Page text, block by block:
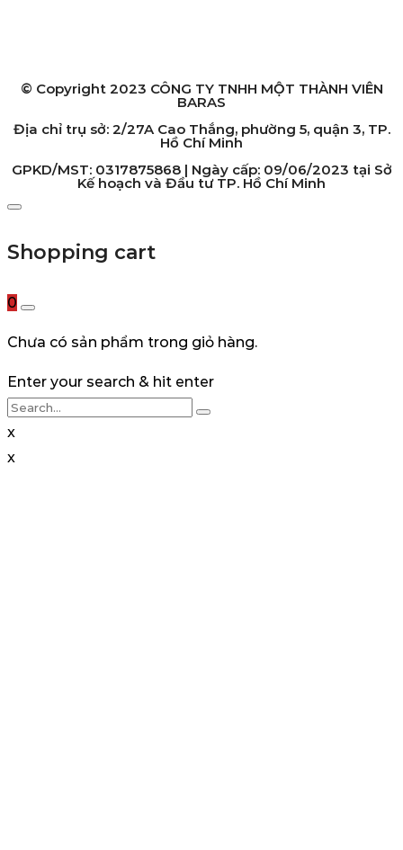
© Copyright 2023 CÔNG TY TNHH MỘT THÀNH VIÊN
BARAS
Địa chỉ trụ sở: 2/27A Cao Thắng, phường 5, quận 3, TP.
Hồ Chí Minh
GPKD/MST: 0317875868 | Ngày cấp: 09/06/2023 tại Sở
Kế hoạch và Đầu tư TP. Hồ Chí Minh
Shopping cart
0
Chưa có sản phẩm trong giỏ hàng.
Enter your search & hit enter
x
x